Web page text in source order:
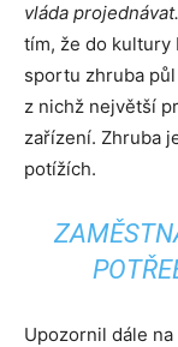
vláda
tím, že do kultury
sportu zhruba
z nichž největší
zařízení. Zhruba
potížích.
Upozornil dále